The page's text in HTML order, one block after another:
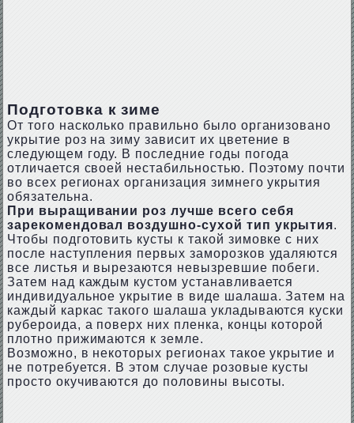
Подготовка к зиме
От того насколько правильно было организовано
укрытие роз на зиму зависит их цветение в
следующем году. В последние годы погода
отличается своей нестабильностью. Поэтому почти
во всех регионах организация зимнего укрытия
обязательна.
При выращивании роз лучше всего себя
зарекомендовал воздушно-сухой тип укрытия.
Чтобы подготовить кусты к такой зимовке с них
после наступления первых заморозков удаляются
все листья и вырезаются невызревшие побеги.
Затем над каждым кустом устанавливается
индивидуальное укрытие в виде шалаша. Затем на
каждый каркас такого шалаша укладываются куски
рубероида, а поверх них пленка, концы которой
плотно прижимаются к земле.
Возможно, в некоторых регионах такое укрытие и
не потребуется. В этом случае розовые кусты
просто окучиваются до половины высоты.